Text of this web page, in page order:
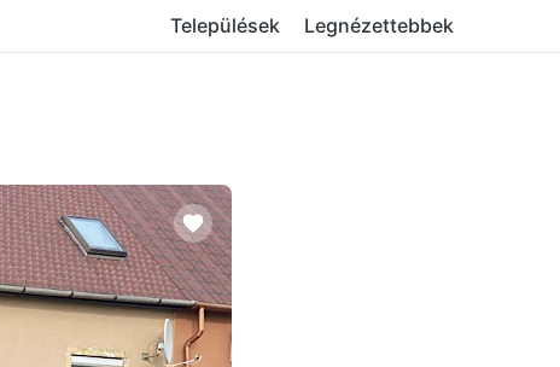
Települések Legnézettebbek